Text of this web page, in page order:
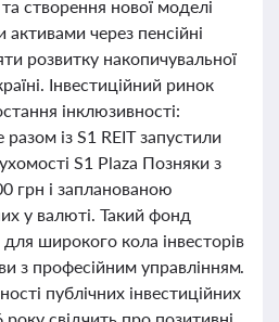
створення нової моделі
через пенсійні
розвитку накопичувальної
Інвестиційний ринок
інклюзивності:
із S1 REIT запустили
S1 Plaza Позняки з
грн і запланованою
у валюті. Такий фонд
широкого кола інвесторів
з професійним управлінням.
публічних інвестиційних